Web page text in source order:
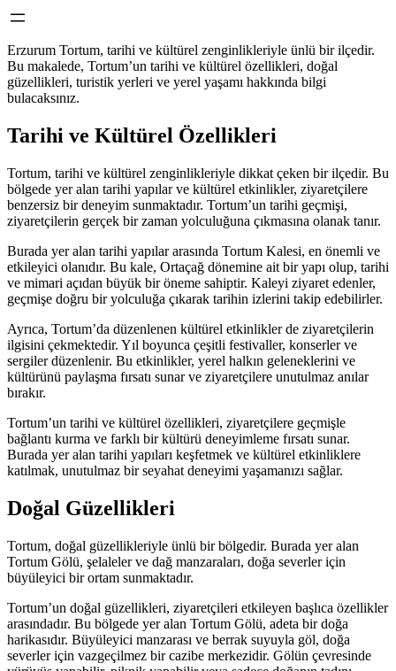
Erzurum Tortum, tarihi ve kültürel zenginlikleriyle ünlü bir ilçedir.
Bu makalede, Tortum’un tarihi ve kültürel özellikleri, doğal
güzellikleri, turistik yerleri ve yerel yaşamı hakkında bilgi
bulacaksınız.
Tarihi ve Kültürel Özellikleri
Tortum, tarihi ve kültürel zenginlikleriyle dikkat çeken bir ilçedir. Bu
bölgede yer alan tarihi yapılar ve kültürel etkinlikler, ziyaretçilere
benzersiz bir deneyim sunmaktadır. Tortum’un tarihi geçmişi,
ziyaretçilerin gerçek bir zaman yolculuğuna çıkmasına olanak tanır.
Burada yer alan tarihi yapılar arasında Tortum Kalesi, en önemli ve
etkileyici olanıdır. Bu kale, Ortaçağ dönemine ait bir yapı olup, tarihi
ve mimari açıdan büyük bir öneme sahiptir. Kaleyi ziyaret edenler,
geçmişe doğru bir yolculuğa çıkarak tarihin izlerini takip edebilirler.
Ayrıca, Tortum’da düzenlenen kültürel etkinlikler de ziyaretçilerin
ilgisini çekmektedir. Yıl boyunca çeşitli festivaller, konserler ve
sergiler düzenlenir. Bu etkinlikler, yerel halkın geleneklerini ve
kültürünü paylaşma fırsatı sunar ve ziyaretçilere unutulmaz anılar
bırakır.
Tortum’un tarihi ve kültürel özellikleri, ziyaretçilere geçmişle
bağlantı kurma ve farklı bir kültürü deneyimleme fırsatı sunar.
Burada yer alan tarihi yapıları keşfetmek ve kültürel etkinliklere
katılmak, unutulmaz bir seyahat deneyimi yaşamanızı sağlar.
Doğal Güzellikleri
Tortum, doğal güzellikleriyle ünlü bir bölgedir. Burada yer alan
Tortum Gölü, şelaleler ve dağ manzaraları, doğa severler için
büyüleyici bir ortam sunmaktadır.
Tortum’un doğal güzellikleri, ziyaretçileri etkileyen başlıca özellikler
arasındadır. Bu bölgede yer alan Tortum Gölü, adeta bir doğa
harikasıdır. Büyüleyici manzarası ve berrak suyuyla göl, doğa
severler için vazgeçilmez bir cazibe merkezidir. Gölün çevresinde